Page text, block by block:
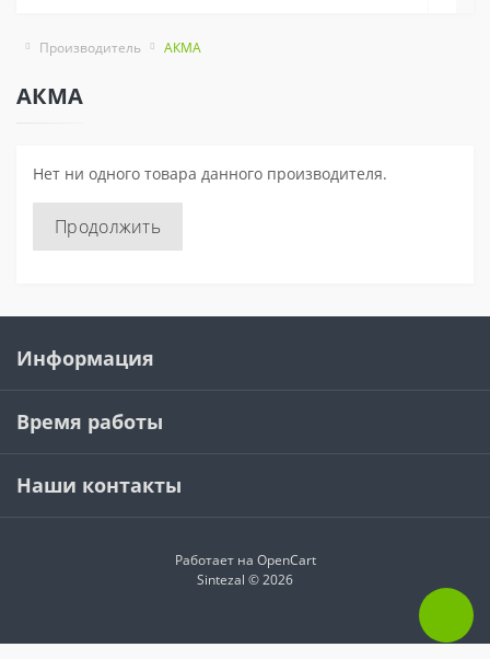
Производитель АКМА
АКМА
Нет ни одного товара данного производителя.
Продолжить
Информация
Время работы
Наши контакты
Работает на OpenCart
Sintezal © 2026